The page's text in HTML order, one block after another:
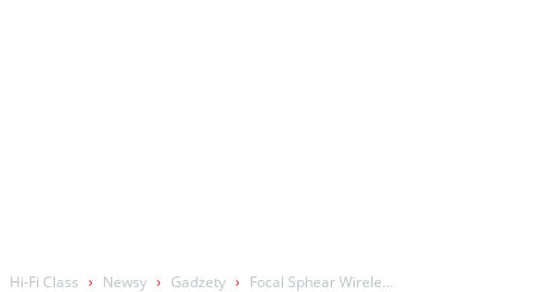
Hi-Fi Class Newsy Gadżety Focal Sphear Wireless